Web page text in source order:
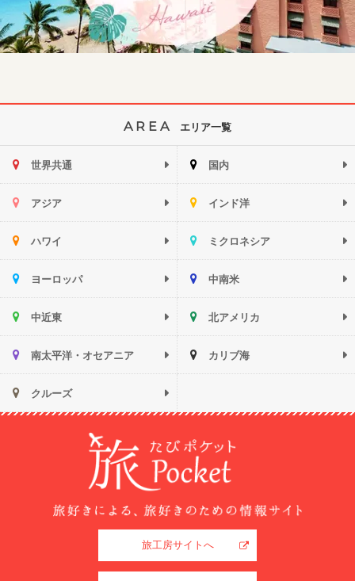
AREA エリア一覧
世界共通 国内
アジア インド洋
ハワイ ミクロネシア
ヨーロッパ 中南米
中近東 北アメリカ
南太平洋・オセアニア カリブ海
クルーズ
旅工房サイトへ